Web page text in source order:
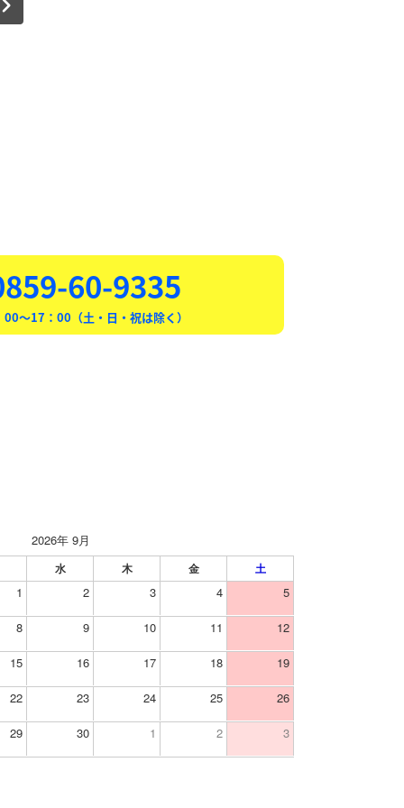
60-9335
〜17：00（土・日・祝は除く）
2026年 9月
水 木 金 土
1 2 3 4 5
8 9 10 11 12
15 16 17 18 19
22 23 24 25 26
29 30 1 2 3